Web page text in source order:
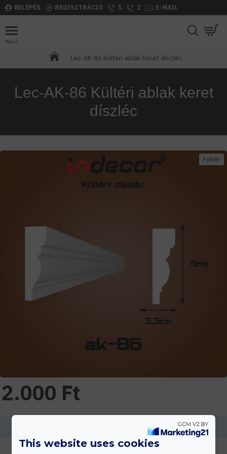
BELÉPÉS REGISZTRÁCIÓ 1 2 E-MAIL
Lec-AK-86 Kültéri ablak keret díszléc
Lec-AK-86 Kültéri ablak keret
díszléc
Fehér
2.000 Ft
Ennek a terméknek a minimális mennyisége 2
This website uses cookies